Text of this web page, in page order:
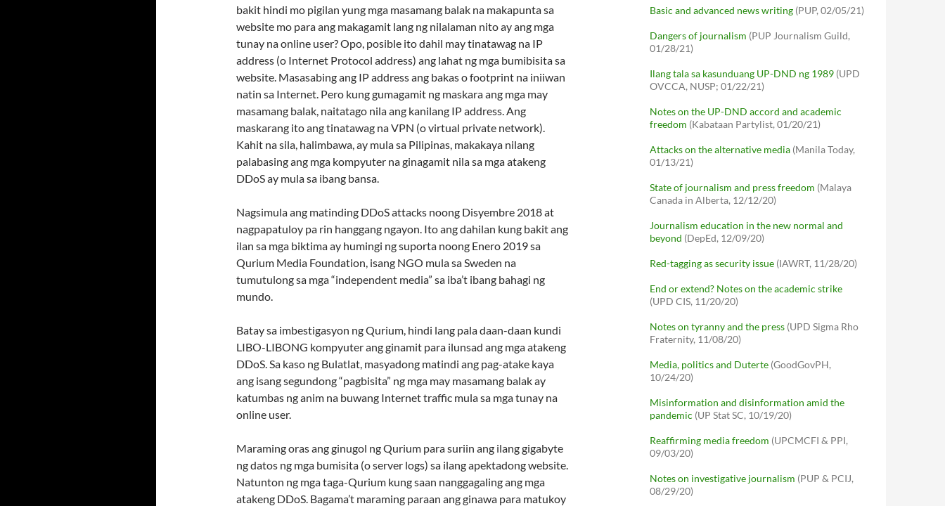
bakit hindi mo pigilan yung mga masamang balak na makapunta sa
website mo para ang makagamit lang ng nilalaman nito ay ang mga
tunay na online user? Opo, posible ito dahil may tinatawag na IP
address (o Internet Protocol address) ang lahat ng mga bumibisita sa
website. Masasabing ang IP address ang bakas o footprint na iniiwan
natin sa Internet. Pero kung gumagamit ng maskara ang mga may
masamang balak, naitatago nila ang kanilang IP address. Ang
maskarang ito ang tinatawag na VPN (o virtual private network).
Kahit na sila, halimbawa, ay mula sa Pilipinas, makakaya nilang
palabasing ang mga kompyuter na ginagamit nila sa mga atakeng
DDoS ay mula sa ibang bansa.
Nagsimula ang matinding DDoS attacks noong Disyembre 2018 at
nagpapatuloy pa rin hanggang ngayon. Ito ang dahilan kung bakit ang
ilan sa mga biktima ay humingi ng suporta noong Enero 2019 sa
Qurium Media Foundation, isang NGO mula sa Sweden na
tumutulong sa mga “independent media” sa iba’t ibang bahagi ng
mundo.
Batay sa imbestigasyon ng Qurium, hindi lang pala daan-daan kundi
LIBO-LIBONG kompyuter ang ginamit para ilunsad ang mga atakeng
DDoS. Sa kaso ng Bulatlat, masyadong matindi ang pag-atake kaya
ang isang segundong “pagbisita” ng mga may masamang balak ay
katumbas ng anim na buwang Internet traffic mula sa mga tunay na
online user.
Maraming oras ang ginugol ng Qurium para suriin ang ilang gigabyte
ng datos ng mga bumisita (o server logs) sa ilang apektadong website.
Natunton ng mga taga-Qurium kung saan nanggagaling ang mga
atakeng DDoS. Bagama’t maraming paraan ang ginawa para matukoy
Basic and advanced news writing (PUP, 02/05/21)
Dangers of journalism (PUP Journalism Guild,
01/28/21)
Ilang tala sa kasunduang UP-DND ng 1989 (UPD
OVCCA, NUSP; 01/22/21)
Notes on the UP-DND accord and academic
freedom (Kabataan Partylist, 01/20/21)
Attacks on the alternative media (Manila Today,
01/13/21)
State of journalism and press freedom (Malaya
Canada in Alberta, 12/12/20)
Journalism education in the new normal and
beyond (DepEd, 12/09/20)
Red-tagging as security issue (IAWRT, 11/28/20)
End or extend? Notes on the academic strike
(UPD CIS, 11/20/20)
Notes on tyranny and the press (UPD Sigma Rho
Fraternity, 11/08/20)
Media, politics and Duterte (GoodGovPH,
10/24/20)
Misinformation and disinformation amid the
pandemic (UP Stat SC, 10/19/20)
Reaffirming media freedom (UPCMCFI & PPI,
09/03/20)
Notes on investigative journalism (PUP & PCIJ,
08/29/20)